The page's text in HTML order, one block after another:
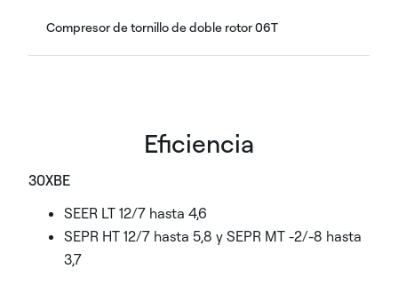
Compresor de tornillo de doble rotor 06T
Eficiencia
30XBE
SEER LT 12/7 hasta 4,6
SEPR HT 12/7 hasta 5,8 y SEPR MT -2/-8 hasta
3,7